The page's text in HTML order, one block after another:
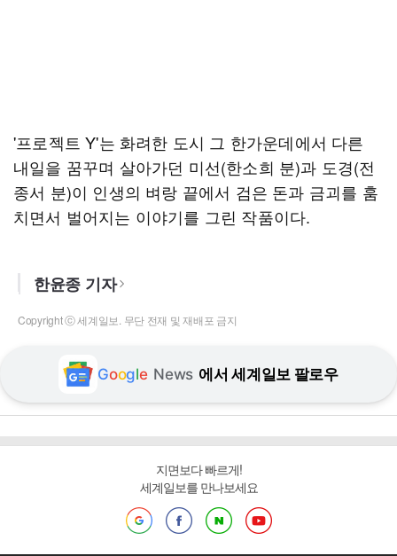
'프로젝트 Y'는 화려한 도시 그 한가운데에서 다른
내일을 꿈꾸며 살아가던 미선(한소희 분)과 도경(전
종서 분)이 인생의 벼랑 끝에서 검은 돈과 금괴를 훔
치면서 벌어지는 이야기를 그린 작품이다.
한윤종 기자
Copyright ⓒ 세계일보. 무단 전재 및 재배포 금지
Google News 에서 세계일보 팔로우
지면보다 빠르게!
세계일보를 만나보세요